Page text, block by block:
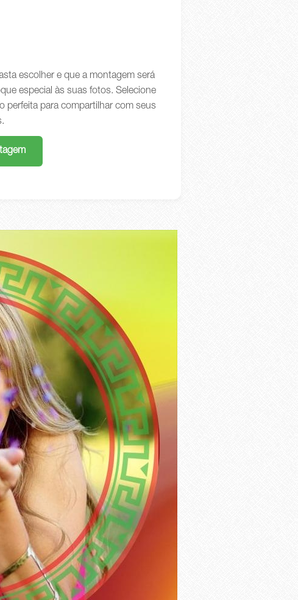
escolher e que a montagem será
especial às suas fotos. Selecione
perfeita para compartilhar com seus